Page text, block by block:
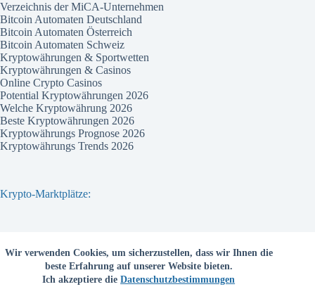
Wir verwenden Cookies, um sicherzustellen, dass wir Ihnen die
beste Erfahrung auf unserer Website bieten.
Ich akzeptiere dieDatenschutzbestimmungen
Verzeichnis der MiCA-Unternehmen
Bitcoin Automaten Deutschland
Bitcoin Automaten Österreich
Bitcoin Automaten Schweiz
Kryptowährungen & Sportwetten
Kryptowährungen & Casinos
Online Crypto Casinos
Potential Kryptowährungen 2026
Welche Kryptowährung 2026
Beste Kryptowährungen 2026
Kryptowährungs Prognose 2026
Kryptowährungs Trends 2026
Krypto-Marktplätze:
Bitpanda
Bitcoin.de